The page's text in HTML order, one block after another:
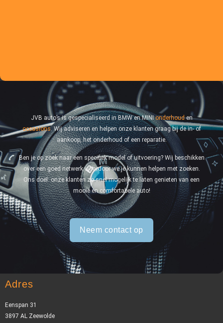
JVB auto’s is gespecialiseerd in BMW en MINIonderhouden
occasions. Wij adviseren en helpen onze klanten graag bij de in- of
aankoop, het onderhoud of een reparatie.
Ben je op zoek naar een specifiek model of uitvoering? Wij beschikken
over een goed netwerk waardoor we je kunnen helpen met zoeken.
Ons doel: onze klanten zo snel mogelijk te laten genieten van een
mooie en comfortabele auto!
Neem contact op
Adres
Eenspan 31
3897 AL Zeewolde